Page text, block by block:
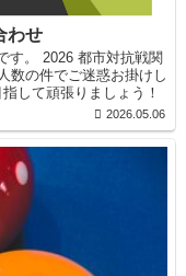
わせ
。 2026 都市対抗戦関
数の件でご迷惑お掛けし
して頑張りましょう！
2026.05.06